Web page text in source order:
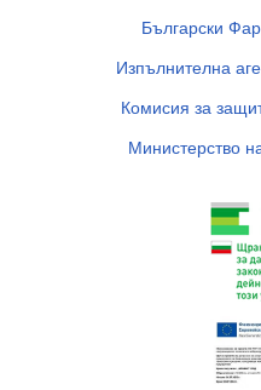
Български
Изпълнителна
Комисия за
Министерство